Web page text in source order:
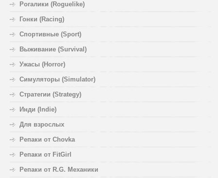
Рогалики (Roguelike)
Гонки (Racing)
Спортивные (Sport)
Выживание (Survival)
Ужасы (Horror)
Симуляторы (Simulator)
Стратегии (Strategy)
Инди (Indie)
Для взрослых
Репаки от Chovka
Репаки от FitGirl
Репаки от R.G. Механики